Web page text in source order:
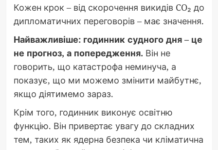
Кожен крок – від скорочення викидів CO₂ до
дипломатичних переговорів – має значення.
Найважливіше: годинник судного дня – це
не прогноз, а попередження. Він не
говорить, що катастрофа неминуча, а
показує, що ми можемо змінити майбутнє,
якщо діятимемо зараз.
Крім того, годинник виконує освітню
функцію. Він привертає увагу до складних
тем, таких як ядерна безпека чи кліматична